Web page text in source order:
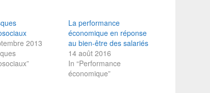
2013
La performance
économique en réponse
au bien-être des salariés
14 août 2016
In “Performance
économique”